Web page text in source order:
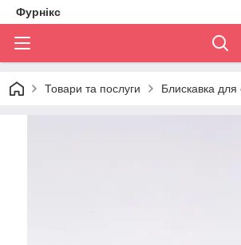
Фурнікс
Товари та послуги Блискавка